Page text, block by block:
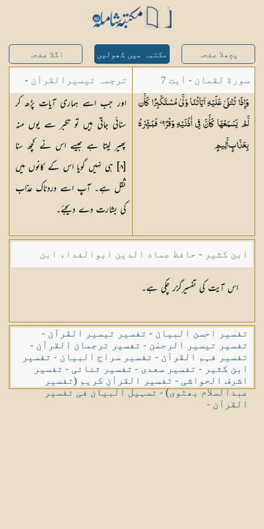
پچھلا صفحہ مکتبہ میں کھولیں اگلا صفحہ
سورة لقمان - آیت 7
وَإِذَا تُتْلَىٰ عَلَيْهِ آيَاتُنَا وَلَّىٰ مُسْتَكْبِرًا كَأَن
لَّمْ يَسْمَعْهَا كَأَنَّ فِي أُذُنَيْهِ وَقْرًا ۖ فَبَشِّرْهُ
بِعَذَابٍأَلِيمٍ
ترجمہ تیسیرالقرآن -
مولانا عبد الرحمن
کیلانی
اور جب اسے ہماری آیات پڑھ کر
سنائی جاتی ہیں تو تکبر سے یوں منہ
پھیر لیتا ہے جیسے اس نے کچھ سنا
[٨] ہی نہیں گویا اس کے کانوں میں
ثقل ہے۔ آپ اسے دردناک عذاب
کی بشارت دے دیجئے۔
ابن کثیر - حافظ عماد الدین ابوالفداء ابن
کثیر صاحب
اس آیت کی تفسیرگزر چکی ہے۔
تفسیر احسن البیان - تفسیر تیسیر القرآن -
تفسیر تیسیر الرحمٰن - تفسیر ترجمان القرآن -
تفسیر فہم القرآن - تفسیر سراج البیان - تفسیر
ابن کثیر - تفسیر سعدی - تفسیر ثنائی - تفسیر
اشرف الحواشی - تفسیر القرآن کریم (تفسیر
عبدالسلام بھٹوی)-تسہیل البیان فی تفسیر
القرآن -